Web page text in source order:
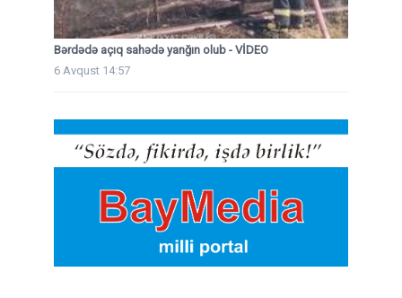
Bərdədə açıq sahədə yanğın olub - VİDEO
6 Avqust 14:57